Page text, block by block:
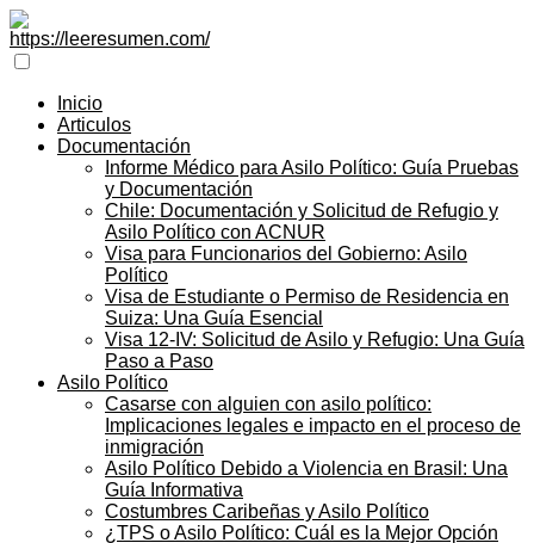
Inicio
Articulos
Documentación
Informe Médico para Asilo Político: Guía Pruebas
y Documentación
Chile: Documentación y Solicitud de Refugio y
Asilo Político con ACNUR
Visa para Funcionarios del Gobierno: Asilo
Político
Visa de Estudiante o Permiso de Residencia en
Suiza: Una Guía Esencial
Visa 12-IV: Solicitud de Asilo y Refugio: Una Guía
Paso a Paso
Asilo Político
Casarse con alguien con asilo político:
Implicaciones legales e impacto en el proceso de
inmigración
Asilo Político Debido a Violencia en Brasil: Una
Guía Informativa
Costumbres Caribeñas y Asilo Político
¿TPS o Asilo Político: Cuál es la Mejor Opción